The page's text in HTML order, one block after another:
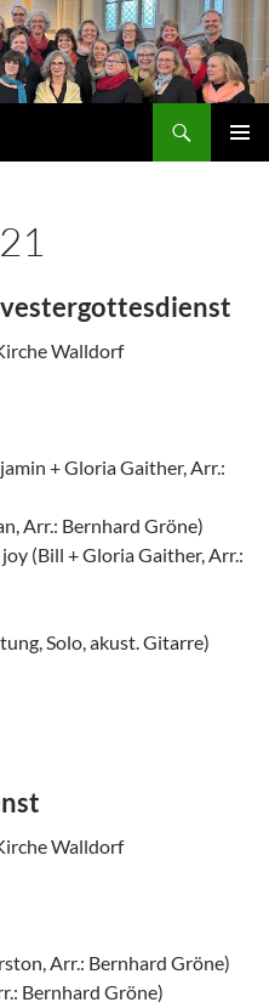
Walldorf
+ Gloria Gaither, Arr.:
Arr.: Bernhard Gröne)
(Bill + Gloria Gaither, Arr.:
Solo, akust. Gitarre)
Walldorf
Arr.: Bernhard Gröne)
Bernhard Gröne)